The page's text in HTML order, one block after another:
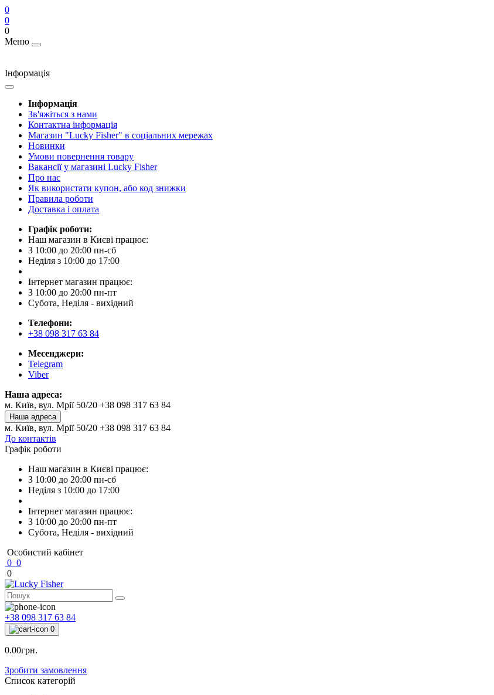
0
0
0
Меню
Інформація
Інформація
Зв'яжіться з нами
Контактна інформація
Магазин "Lucky Fisher" в соціальних мережах
Новинки
Умови повернення товару
Вакансії у магазині Lucky Fisher
Про нас
Як використати купон, або код знижки
Правила роботи
Доставка і оплата
Графік роботи:
Наш магазин в Києві працює:
З 10:00 до 20:00 пн-сб
Неділя з 10:00 до 17:00
Інтернет магазин працює:
З 10:00 до 20:00 пн-пт
Субота, Неділя - вихідний
Телефони:
+38 098 317 63 84
Месенджери:
Telegram
Viber
Наша адреса:
м. Київ, вул. Мрії 50/20 +38 098 317 63 84
Наша адреса
м. Київ, вул. Мрії 50/20 +38 098 317 63 84
До контактів
Графік роботи
Наш магазин в Києві працює:
З 10:00 до 20:00 пн-сб
Неділя з 10:00 до 17:00
Інтернет магазин працює:
З 10:00 до 20:00 пн-пт
Субота, Неділя - вихідний
Особистий кабінет
0 0
0
+38 098 317 63 84
0
0.00грн.
Зробити замовлення
Список категорій